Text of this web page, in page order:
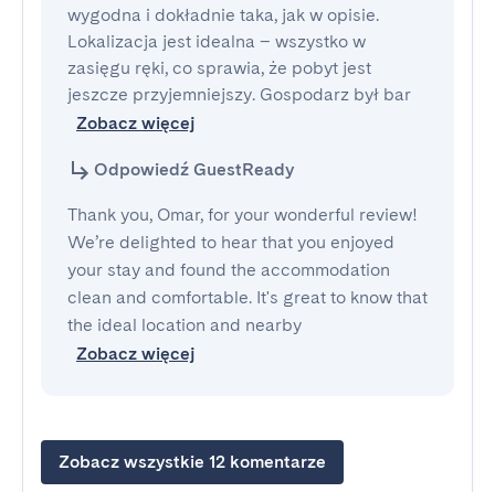
wygodna i dokładnie taka, jak w opisie.
Lokalizacja jest idealna – wszystko w
zasięgu ręki, co sprawia, że pobyt jest
jeszcze przyjemniejszy. Gospodarz był bar
Zobacz więcej
Odpowiedź GuestReady
Thank you, Omar, for your wonderful review!
We’re delighted to hear that you enjoyed
your stay and found the accommodation
clean and comfortable. It's great to know that
the ideal location and nearby
Zobacz więcej
Zobacz wszystkie 12 komentarze